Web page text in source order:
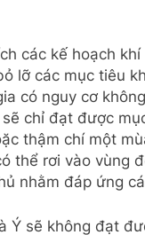
các kế hoạch
lỡ các mục tiêu
có nguy cơ
chỉ đạt được
thậm chí một
thể rơi vào vùng
nhằm đáp ứng
Ý sẽ không đạt